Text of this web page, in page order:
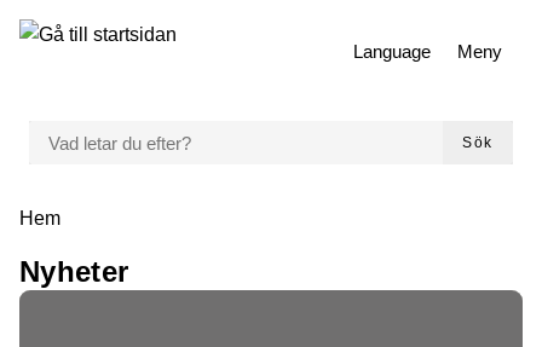
Gå till innehåll
till huvudmeny
Language
Meny
Sök
Du är här:
Hem
Nyheter
Matchande inlägg